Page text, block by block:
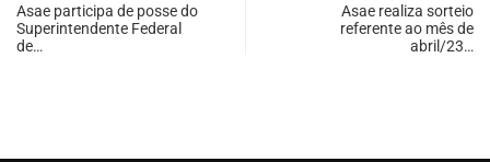
Asae participa de posse do
Superintendente Federal
de…
Asae realiza sorteio
referente ao mês de
abril/23…